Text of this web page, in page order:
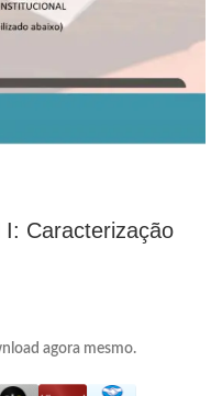
I: Caracterização
agora mesmo.